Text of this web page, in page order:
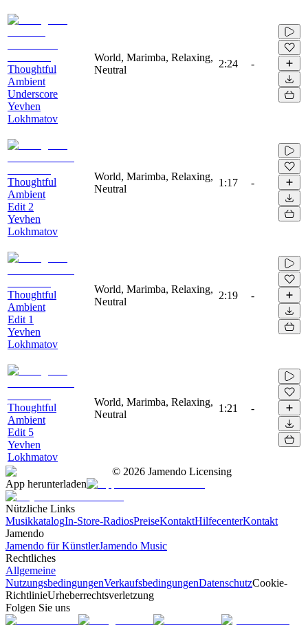
Thoughtful
Ambient
Underscore
Yevhen
Lokhmatov
World, Marimba, Relaxing,
Neutral
2:24 -
Thoughtful
Ambient
Edit 2
Yevhen
Lokhmatov
World, Marimba, Relaxing,
Neutral
1:17 -
Thoughtful
Ambient
Edit 1
Yevhen
Lokhmatov
World, Marimba, Relaxing,
Neutral
2:19 -
Thoughtful
Ambient
Edit 5
Yevhen
Lokhmatov
World, Marimba, Relaxing,
Neutral
1:21 -
© 2026 Jamendo Licensing
App herunterladen
Nützliche Links
MusikkatalogIn-Store-RadiosPreiseKontaktHilfecenterKontakt
Jamendo
Jamendo für KünstlerJamendo Music
Rechtliches
Allgemeine
NutzungsbedingungenVerkaufsbedingungenDatenschutzCookie-
RichtlinieUrheberrechtsverletzung
Folgen Sie uns